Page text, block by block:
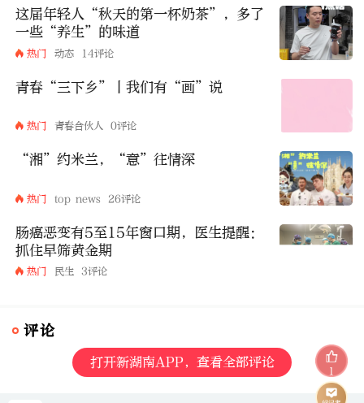
这届年轻人“秋天的第一杯奶茶”，多了
一些“养生”的味道
热门 动态 14评论
青春“三下乡”丨我们有“画”说
热门 青春合伙人 0评论
“湘”约米兰，“意”往情深
热门 top news 26评论
肠癌恶变有5至15年窗口期，医生提醒：
抓住早筛黄金期
热门 民生 3评论
评论
打开新湖南APP，查看全部评论
1